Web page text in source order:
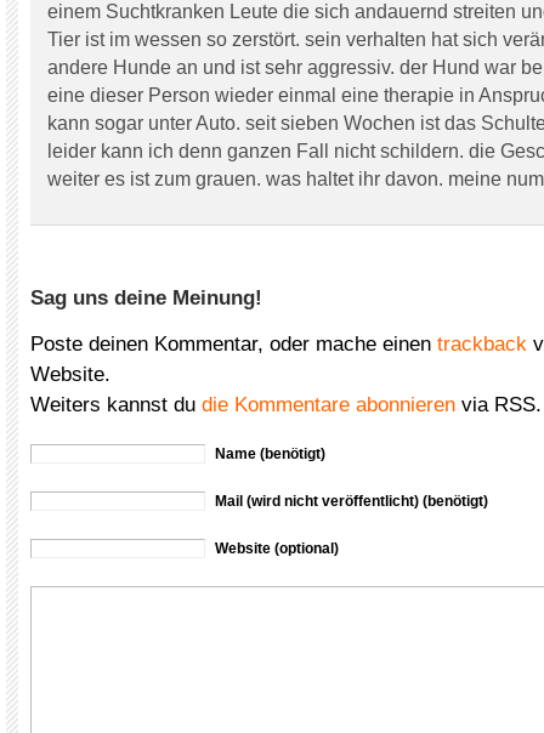
einem Suchtkranken Leute die sich andauernd streiten
Tier ist im wessen so zerstört. sein verhalten hat sich
andere Hunde an und ist sehr aggressiv. der Hund war
eine dieser Person wieder einmal eine therapie in
kann sogar unter Auto. seit sieben Wochen ist das
leider kann ich denn ganzen Fall nicht schildern. die
weiter es ist zum grauen. was haltet ihr davon. meine
Sag uns deine Meinung!
Poste deinen Kommentar, oder mache einen trackback
Website.
Weiters kannst du die Kommentare abonnieren via RSS.
Name (benötigt)
Mail (wird nicht veröffentlicht) (benötigt)
Website (optional)